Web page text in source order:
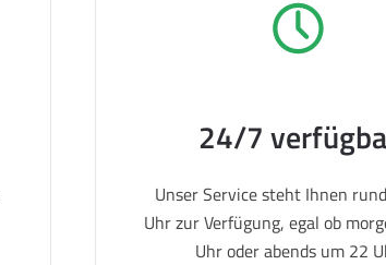
24/7
Unser Service steht Ihnen
Uhr zur Verfügung, egal ob
Uhr oder abends um 22